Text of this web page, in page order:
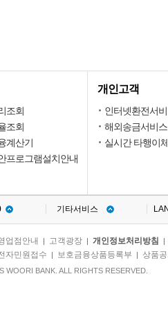
조회
조회
계산기
프로그램설치안내
개인고객
인터넷환전서
해외송금서비스
실시간 타행이
기타서비스
업점안내 고객광장| 개인정보처리방침
자민원접수 보호금융상품등록부 상품
WOORI BANK. ALL RIGHTS RESERVED.